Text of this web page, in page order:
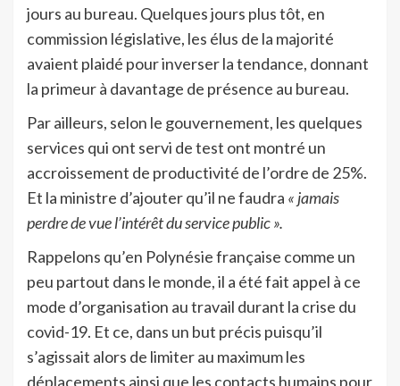
jours au bureau. Quelques jours plus tôt, en
commission législative, les élus de la majorité
avaient plaidé pour inverser la tendance, donnant
la primeur à davantage de présence au bureau.
Par ailleurs, selon le gouvernement, les quelques
services qui ont servi de test ont montré un
accroissement de productivité de l’ordre de 25%.
Et la ministre d’ajouter qu’il ne faudra « jamais
perdre de vue l’intérêt du service public ».
Rappelons qu’en Polynésie française comme un
peu partout dans le monde, il a été fait appel à ce
mode d’organisation au travail durant la crise du
covid-19. Et ce, dans un but précis puisqu’il
s’agissait alors de limiter au maximum les
déplacements ainsi que les contacts humains pour